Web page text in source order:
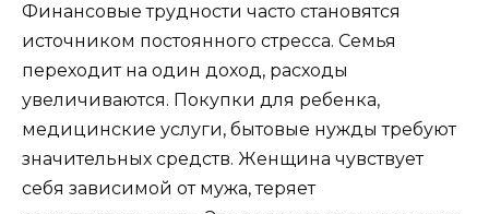
Финансовые трудности часто становятся
источником постоянного стресса. Семья
переходит на один доход, расходы
увеличиваются. Покупки для ребенка,
медицинские услуги, бытовые нужды требуют
значительных средств. Женщина чувствует
себя зависимой от мужа, теряет